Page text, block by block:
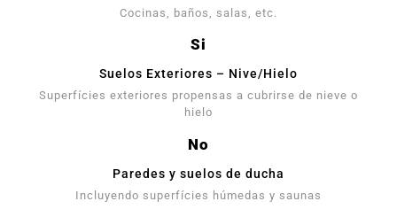
Cocinas, baños, salas, etc.
Si
Suelos Exteriores – Nive/Hielo
Superfícies exteriores propensas a cubrirse de nieve o
hielo
No
Paredes y suelos de ducha
Incluyendo superfícies húmedas y saunas